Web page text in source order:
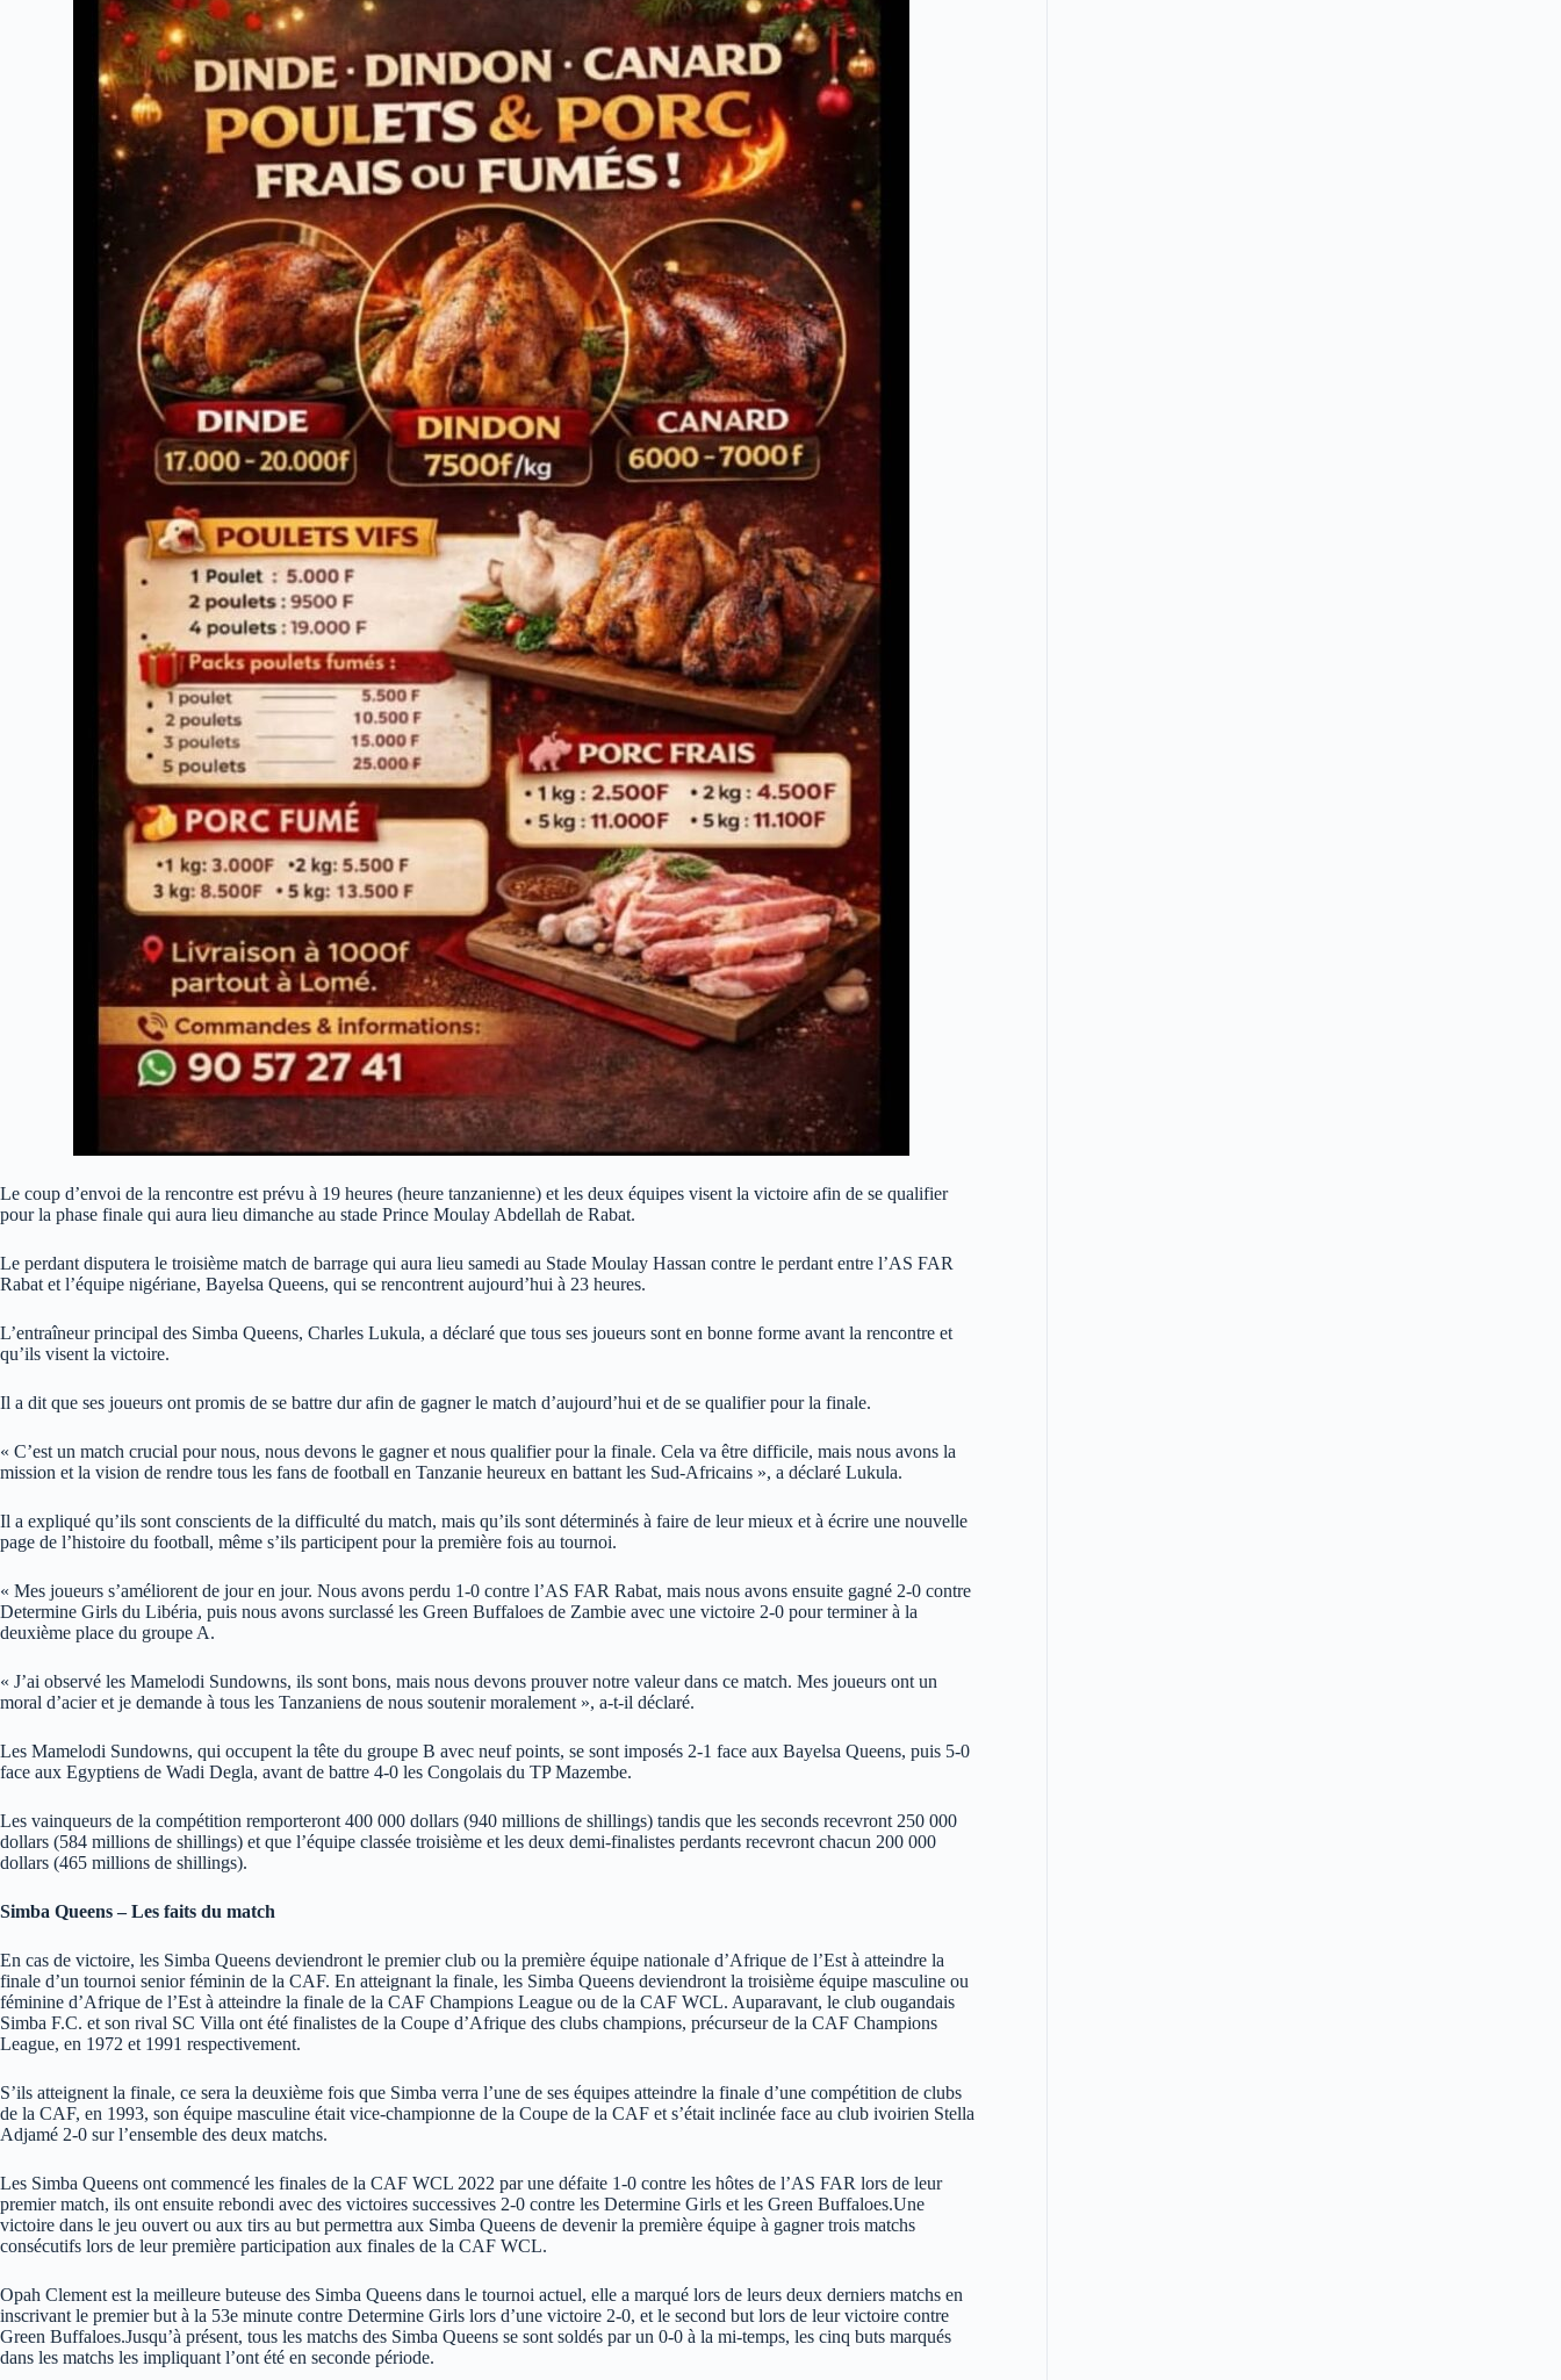
Le coup d’envoi de la rencontre est prévu à 19 heures (heure tanzanienne) et les deux équipes visent la victoire afin de se qualifier
pour la phase finale qui aura lieu dimanche au stade Prince Moulay Abdellah de Rabat.
Le perdant disputera le troisième match de barrage qui aura lieu samedi au Stade Moulay Hassan contre le perdant entre l’AS FAR
Rabat et l’équipe nigériane, Bayelsa Queens, qui se rencontrent aujourd’hui à 23 heures.
L’entraîneur principal des Simba Queens, Charles Lukula, a déclaré que tous ses joueurs sont en bonne forme avant la rencontre et
qu’ils visent la victoire.
Il a dit que ses joueurs ont promis de se battre dur afin de gagner le match d’aujourd’hui et de se qualifier pour la finale.
« C’est un match crucial pour nous, nous devons le gagner et nous qualifier pour la finale. Cela va être difficile, mais nous avons la
mission et la vision de rendre tous les fans de football en Tanzanie heureux en battant les Sud-Africains », a déclaré Lukula.
Il a expliqué qu’ils sont conscients de la difficulté du match, mais qu’ils sont déterminés à faire de leur mieux et à écrire une nouvelle
page de l’histoire du football, même s’ils participent pour la première fois au tournoi.
« Mes joueurs s’améliorent de jour en jour. Nous avons perdu 1-0 contre l’AS FAR Rabat, mais nous avons ensuite gagné 2-0 contre
Determine Girls du Libéria, puis nous avons surclassé les Green Buffaloes de Zambie avec une victoire 2-0 pour terminer à la
deuxième place du groupe A.
« J’ai observé les Mamelodi Sundowns, ils sont bons, mais nous devons prouver notre valeur dans ce match. Mes joueurs ont un
moral d’acier et je demande à tous les Tanzaniens de nous soutenir moralement », a-t-il déclaré.
Les Mamelodi Sundowns, qui occupent la tête du groupe B avec neuf points, se sont imposés 2-1 face aux Bayelsa Queens, puis 5-0
face aux Egyptiens de Wadi Degla, avant de battre 4-0 les Congolais du TP Mazembe.
Les vainqueurs de la compétition remporteront 400 000 dollars (940 millions de shillings) tandis que les seconds recevront 250 000
dollars (584 millions de shillings) et que l’équipe classée troisième et les deux demi-finalistes perdants recevront chacun 200 000
dollars (465 millions de shillings).
Simba Queens – Les faits du match
En cas de victoire, les Simba Queens deviendront le premier club ou la première équipe nationale d’Afrique de l’Est à atteindre la
finale d’un tournoi senior féminin de la CAF. En atteignant la finale, les Simba Queens deviendront la troisième équipe masculine ou
féminine d’Afrique de l’Est à atteindre la finale de la CAF Champions League ou de la CAF WCL. Auparavant, le club ougandais
Simba F.C. et son rival SC Villa ont été finalistes de la Coupe d’Afrique des clubs champions, précurseur de la CAF Champions
League, en 1972 et 1991 respectivement.
S’ils atteignent la finale, ce sera la deuxième fois que Simba verra l’une de ses équipes atteindre la finale d’une compétition de clubs
de la CAF, en 1993, son équipe masculine était vice-championne de la Coupe de la CAF et s’était inclinée face au club ivoirien Stella
Adjamé 2-0 sur l’ensemble des deux matchs.
Les Simba Queens ont commencé les finales de la CAF WCL 2022 par une défaite 1-0 contre les hôtes de l’AS FAR lors de leur
premier match, ils ont ensuite rebondi avec des victoires successives 2-0 contre les Determine Girls et les Green Buffaloes.Une
victoire dans le jeu ouvert ou aux tirs au but permettra aux Simba Queens de devenir la première équipe à gagner trois matchs
consécutifs lors de leur première participation aux finales de la CAF WCL.
Opah Clement est la meilleure buteuse des Simba Queens dans le tournoi actuel, elle a marqué lors de leurs deux derniers matchs en
inscrivant le premier but à la 53e minute contre Determine Girls lors d’une victoire 2-0, et le second but lors de leur victoire contre
Green Buffaloes.Jusqu’à présent, tous les matchs des Simba Queens se sont soldés par un 0-0 à la mi-temps, les cinq buts marqués
dans les matchs les impliquant l’ont été en seconde période.